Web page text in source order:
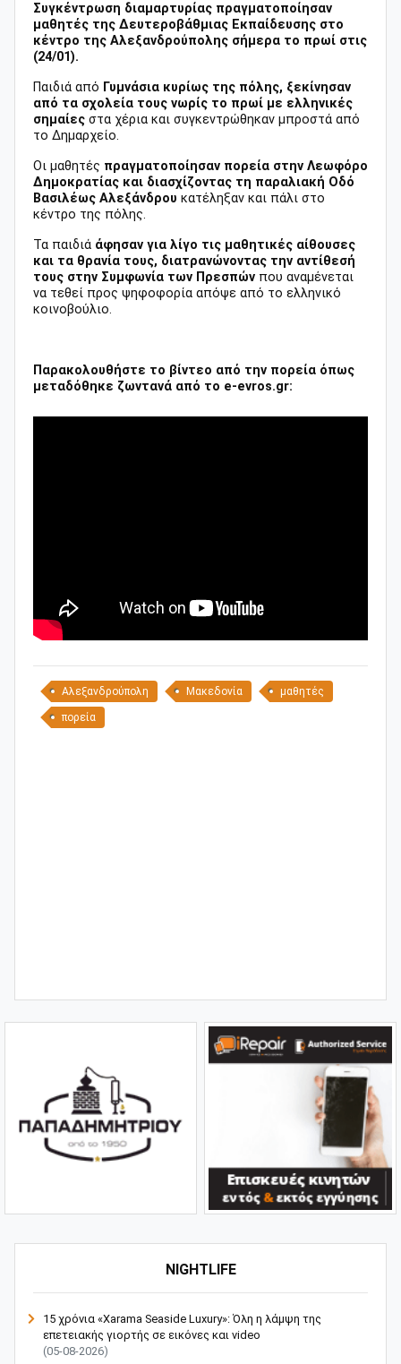
NIGHTLIFE
15 χρόνια «Xarama Seaside Luxury»: Όλη η λάμψη της
επετειακής γιορτής σε εικόνες και video
(05-08-2026)
Συγκέντρωση διαμαρτυρίας πραγματοποίησαν
μαθητές της Δευτεροβάθμιας Εκπαίδευσης στο
κέντρο της Αλεξανδρούπολης σήμερα το πρωί στις
(24/01).
Παιδιά από Γυμνάσια κυρίως της πόλης, ξεκίνησαν
από τα σχολεία τους νωρίς το πρωί με ελληνικές
σημαίες στα χέρια και συγκεντρώθηκαν μπροστά από
το Δημαρχείο.
Οι μαθητές πραγματοποίησαν πορεία στην Λεωφόρο
Δημοκρατίας και διασχίζοντας τη παραλιακή Οδό
Βασιλέως Αλεξάνδρου κατέληξαν και πάλι στο
κέντρο της πόλης.
Τα παιδιά άφησαν για λίγο τις μαθητικές αίθουσες
και τα θρανία τους, διατρανώνοντας την αντίθεσή
τους στην Συμφωνία των Πρεσπών που αναμένεται
να τεθεί προς ψηφοφορία απόψε από το ελληνικό
κοινοβούλιο.
Παρακολουθήστε το βίντεο από την πορεία όπως
μεταδόθηκε ζωντανά από το e-evros.gr:
Αλεξανδρούπολη Μακεδονία μαθητές
πορεία